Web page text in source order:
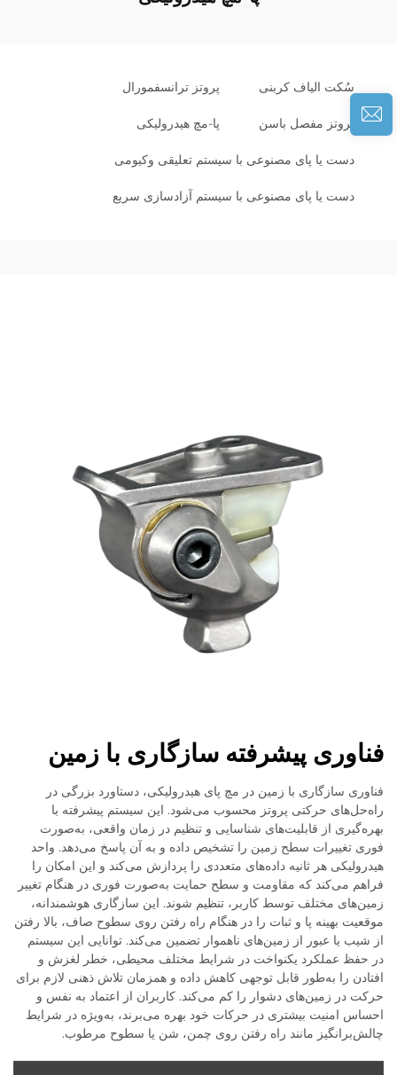
سُکت الیاف کربنی پروتز ترانسفمورال
پروتز مفصل باسن پا-مچ هیدرولیکی
دست یا پای مصنوعی با سیستم تعلیقی وکیومی
دست یا پای مصنوعی با سیستم آزادسازی سریع
فناوری پیشرفته سازگاری با زمین
فناوری سازگاری با زمین در مچ پای هیدرولیکی، دستاورد بزرگی در
راه‌حل‌های حرکتی پروتز محسوب می‌شود. این سیستم پیشرفته با
بهره‌گیری از قابلیت‌های شناسایی و تنظیم در زمان واقعی، به‌صورت
فوری تغییرات سطح زمین را تشخیص داده و به آن پاسخ می‌دهد. واحد
هیدرولیکی هر ثانیه داده‌های متعددی را پردازش می‌کند و این امکان را
فراهم می‌کند که مقاومت و سطح حمایت به‌صورت فوری در هنگام تغییر
زمین‌های مختلف توسط کاربر، تنظیم شوند. این سازگاری هوشمندانه،
موقعیت بهینه پا و ثبات را در هنگام راه رفتن روی سطوح صاف، بالا رفتن
از شیب یا عبور از زمین‌های ناهموار تضمین می‌کند. توانایی این سیستم
در حفظ عملکرد یکنواخت در شرایط مختلف محیطی، خطر لغزش و
افتادن را به‌طور قابل توجهی کاهش داده و همزمان تلاش ذهنی لازم برای
حرکت در زمین‌های دشوار را کم می‌کند. کاربران از اعتماد به نفس و
احساس امنیت بیشتری در حرکات خود بهره می‌برند، به‌ویژه در شرایط
چالش‌برانگیز مانند راه رفتن روی چمن، شن یا سطوح مرطوب.